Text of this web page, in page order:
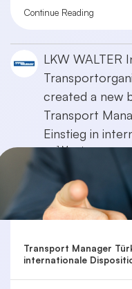
Continue Reading
LKW WALTER
created a new
Transport
Einstieg in
vor 1 Monat
Transport Manager
internationale